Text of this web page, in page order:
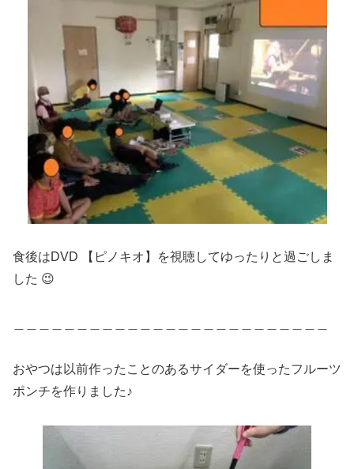
食後はDVD 【ピノキオ】を視聴してゆったりと過ごしま
した 😉
おやつは以前作ったことのあるサイダーを使ったフルーツ
ポンチを作りました♪